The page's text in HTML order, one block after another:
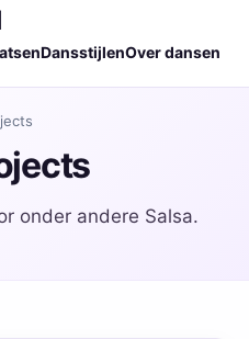
DansstijlenOver dansen
onder andere Salsa.